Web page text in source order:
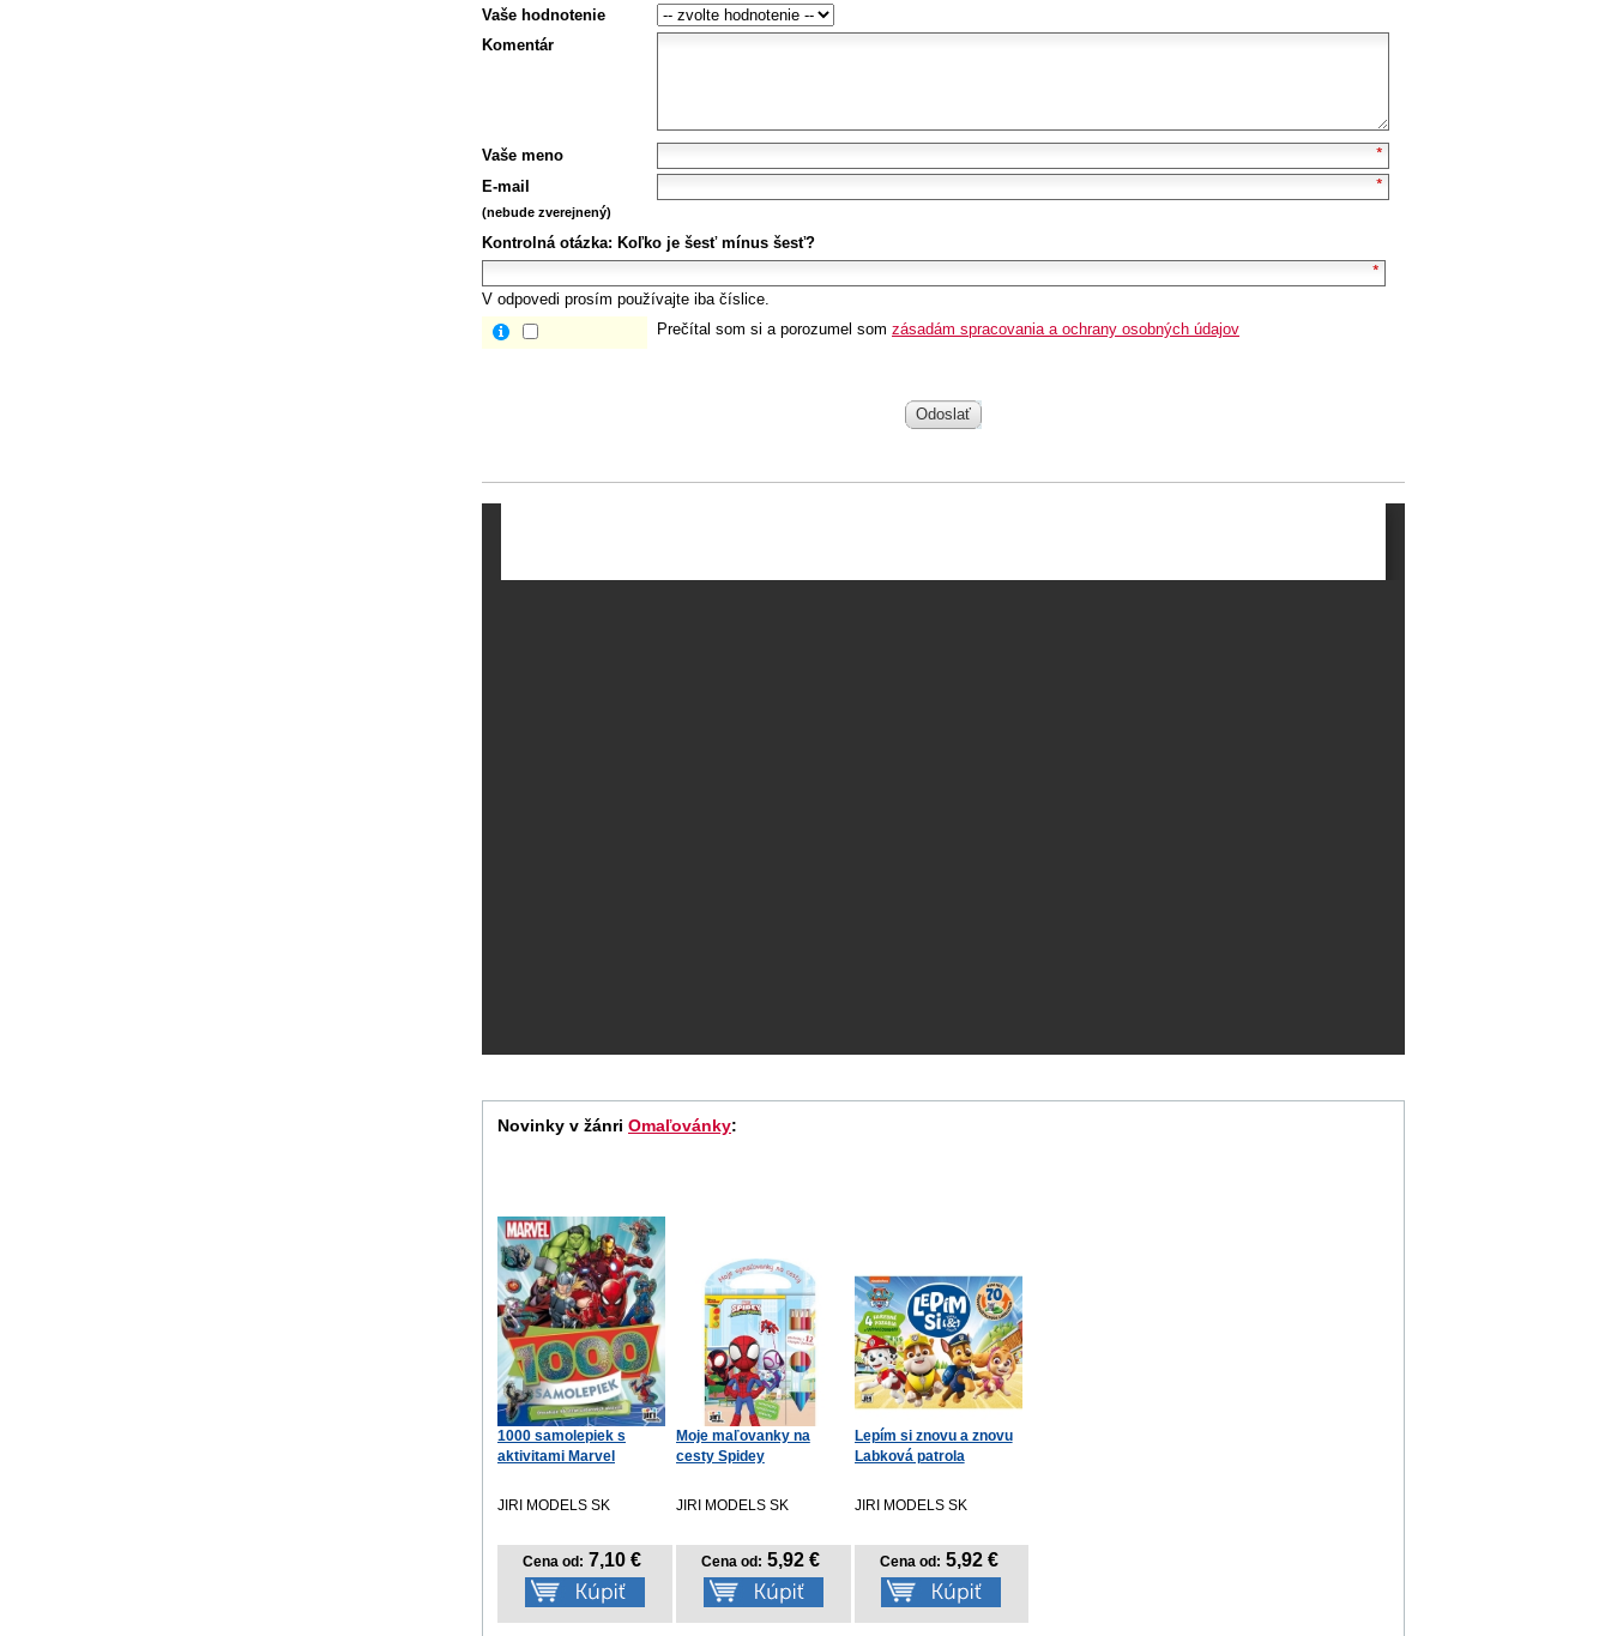
Vaše hodnotenie
Komentár
Vaše meno
E-mail
(nebude zverejnený)
Kontrolná otázka: Koľko je šesť mínus šesť?
V odpovedi prosím používajte iba číslice.
Prečítal som si a porozumel som zásadám spracovania a ochrany osobných údajov
Odoslať
Novinky v žánri Omaľovánky:
1000 samolepiek s
aktivitami Marvel
JIRI MODELS SK
Cena od: 7,10 €
Moje maľovanky na
cesty Spidey
JIRI MODELS SK
Cena od: 5,92 €
Lepím si znovu a znovu
Labková patrola
JIRI MODELS SK
Cena od: 5,92 €